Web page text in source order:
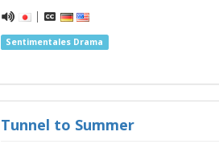
|
Sentimentales Drama
Tunnel to Summer